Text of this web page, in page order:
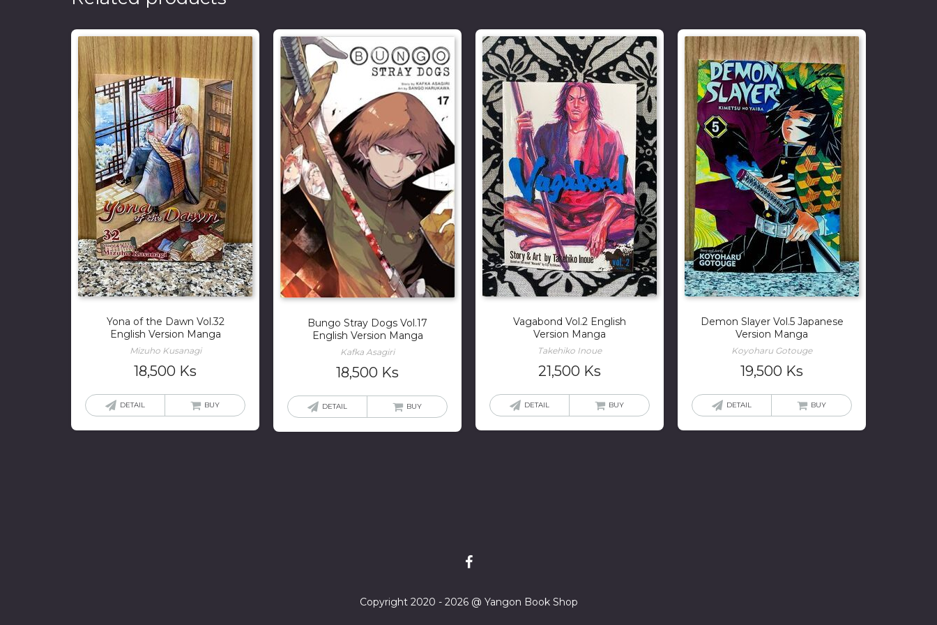
Yona of the Dawn Vol.32
English Version Manga
Mizuho Kusanagi
18,500 Ks
DETAIL BUY
Bungo Stray Dogs Vol.17
English Version Manga
Kafka Asagiri
18,500 Ks
DETAIL BUY
Vagabond Vol.2 English
Version Manga
Takehiko Inoue
21,500 Ks
DETAIL BUY
Demon Slayer Vol.5 Japanese
Version Manga
Koyoharu Gotouge
19,500 Ks
DETAIL BUY
Copyright 2020 - 2026 @ Yangon Book Shop